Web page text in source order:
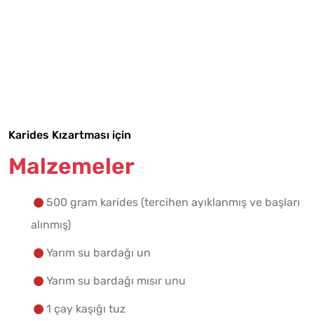
Karides Kızartması için
Malzemeler
500 gram karides (tercihen ayıklanmış ve başları
alınmış)
Yarım su bardağı un
Yarım su bardağı mısır unu
1 çay kaşığı tuz